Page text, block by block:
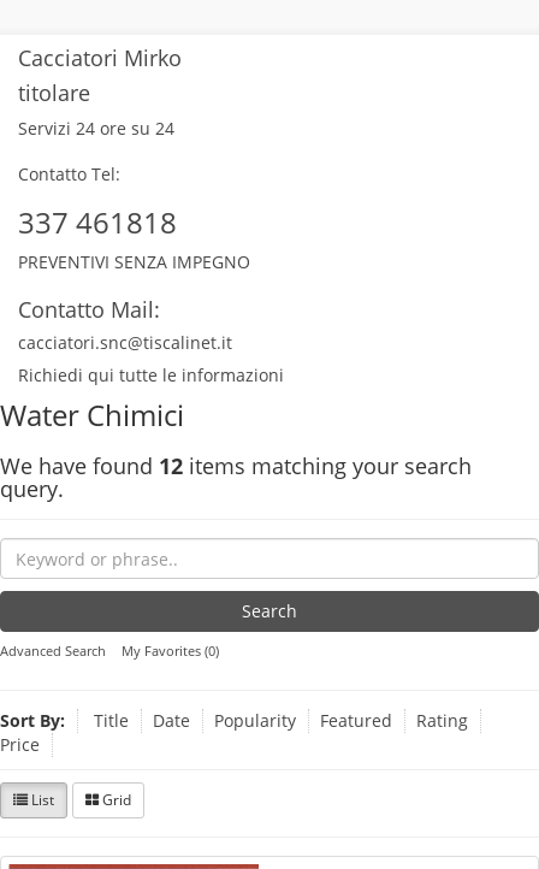
Cacciatori Mirko
titolare
Servizi 24 ore su 24
Contatto Tel:
337 461818
PREVENTIVI SENZA IMPEGNO
Contatto Mail:
cacciatori.snc@tiscalinet.it
Richiedi qui tutte le informazioni
Water Chimici
We have found 12 items matching your search
query.
Search
Advanced Search My Favorites (0)
Sort By: Title Date Popularity Featured
Rating
Price
List Grid